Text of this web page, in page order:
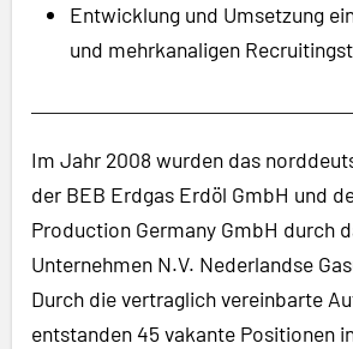
Entwicklung und Umsetzung
und mehrkanaligen
Im Jahr 2008 wurden das
der BEB Erdgas Erdöl GmbH und
Production Germany GmbH durch
Unternehmen N.V. Nederlandse
Durch die vertraglich vereinbarte
entstanden 45 vakante Positionen